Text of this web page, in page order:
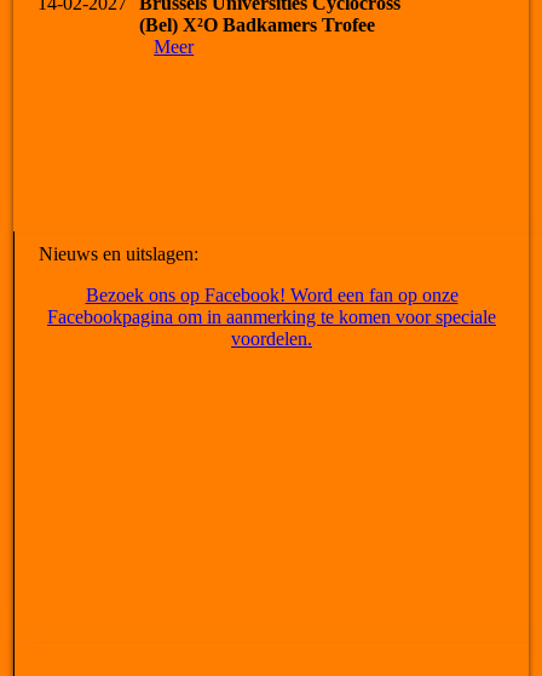
(Bel) X²O Badkamers Trofee
Meer
Nieuws en uitslagen:
Bezoek ons op Facebook! Word een fan op onze
Facebookpagina om in aanmerking te komen voor speciale
voordelen.